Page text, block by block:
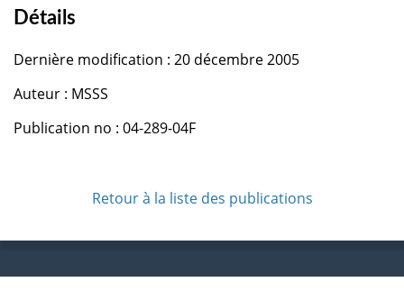
Détails
Dernière modification : 20 décembre 2005
Auteur : MSSS
Publication no : 04-289-04F
Retour à la liste des publications